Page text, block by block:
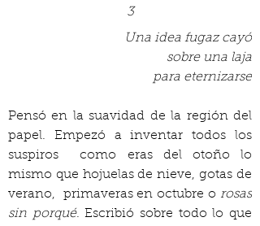
3
Una idea fugaz cayó
sobre una laja
para eternizarse
Pensó en la suavidad de la región del
papel. Empezó a inventar todos los
suspiros  como eras del otoño lo
mismo que hojuelas de nieve, gotas de
verano,  primaveras en octubre o rosas
sin porqué. Escribió sobre todo lo que